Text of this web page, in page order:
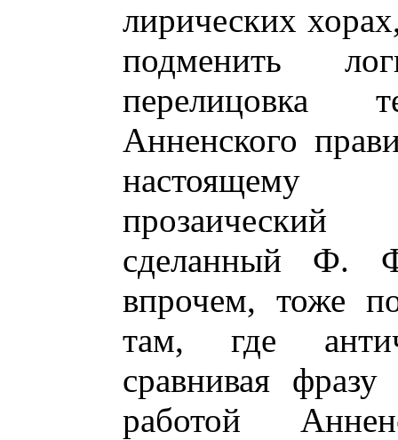
лирических
подменить
перелицовка
Анненского
настоящему
сделанный Ф.
впрочем, тоже
там, где
сравнивая
работой